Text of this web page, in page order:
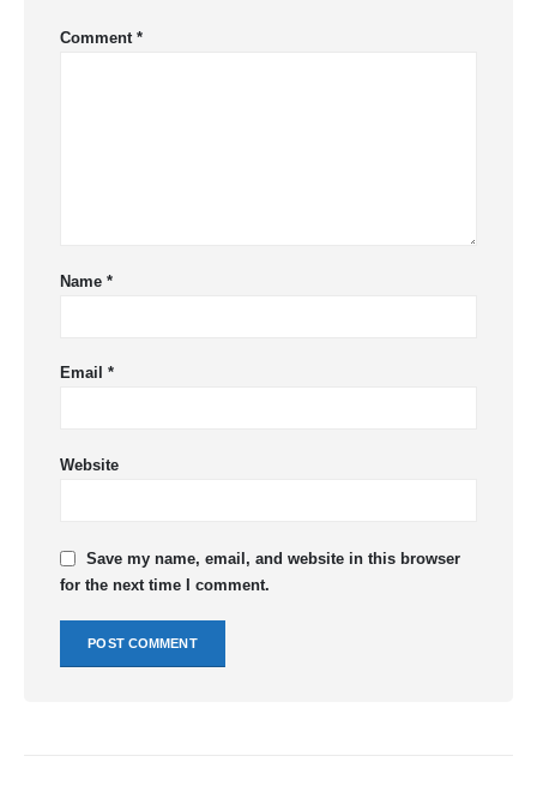
Comment *
Name *
Email *
Website
Save my name, email, and website in this browser
for the next time I comment.